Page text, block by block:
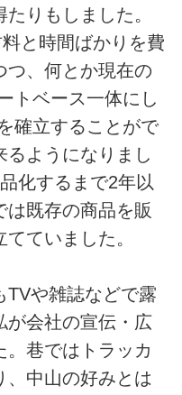
りもしました。
と時間ばかりを費
つ、何とか現在の
トベース一体にし
確立することがで
るようになりまし
化するまで2年以
は既存の商品を販
ていました。
TVや雑誌などで露
が会社の宣伝・広
巷ではトラッカ
、中山の好みとは